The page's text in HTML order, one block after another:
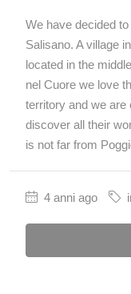
We have decided
Salisano. A village
located in the
nel Cuore we love
territory and we
discover all their
is not far from
4 anni ago